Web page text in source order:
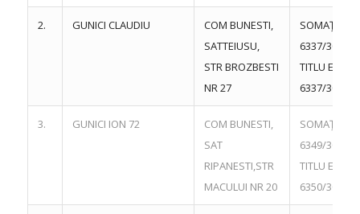
2. GUNICI CLAUDIU
COM BUNESTI,
SATTEIUSU,
STR BROZBESTI
NR 27
SOMAŢIE NR
6337/
TITLU EXEC
6337/
3. GUNICI ION 72
COM BUNESTI,
SAT
RIPANESTI,STR
MACULUI NR 20
SOMAŢIE NR
6349/
TITLU EXEC
6350/